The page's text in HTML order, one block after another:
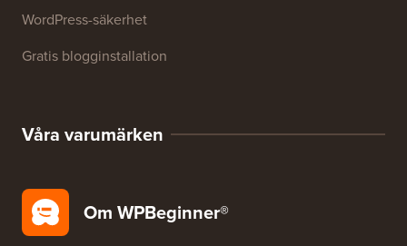
WordPress-ordlista
WordPress produktrecensioner
WordPress SEO
Gratis blogginstallation